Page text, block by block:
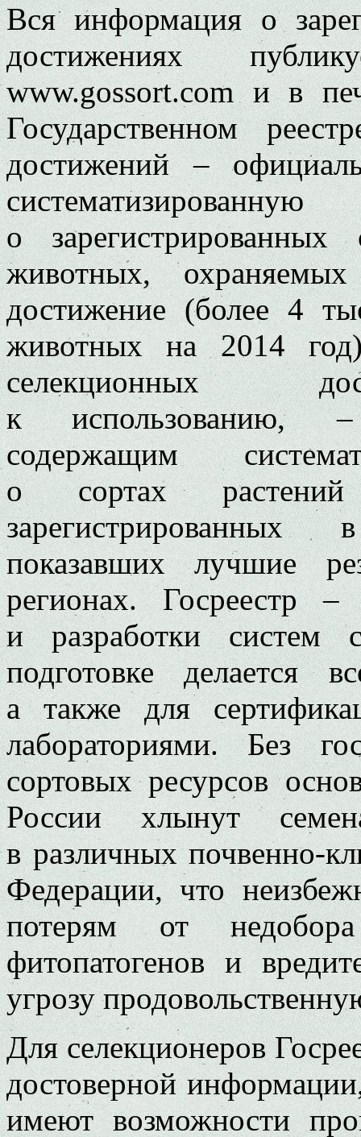
Вся информация о
достижениях
www.gossort.com и в
Государственном
достижений –
о
животных,
достижение (более 4
животных на 2014
селекционных
к использованию, –
содержащим
о сортах
показавших лучшие
регионах. Госреестр –
и разработки систем
подготовке делается
а также для
лабораториями. Без
сортовых ресурсов
России хлынут
в различных почвенно-
Федерации, что
потерям от
фитопатогенов и
угрозу
Для селекционеров
достоверной
имеют возможности